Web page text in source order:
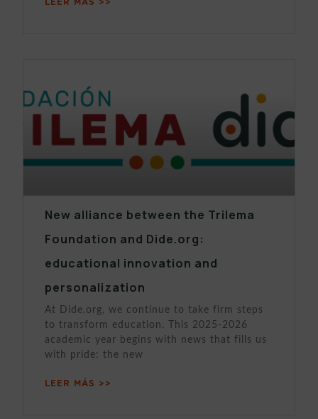
LEER MÁS >>
New alliance between the Trilema
Foundation and Dide.org:
educational innovation and
personalization
At Dide.org, we continue to take firm steps
to transform education. This 2025-2026
academic year begins with news that fills us
with pride: the new
LEER MÁS >>